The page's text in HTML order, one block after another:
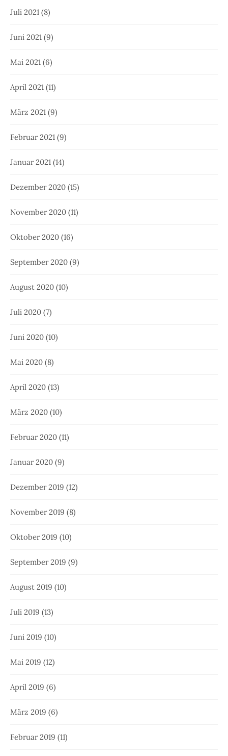
Juli 2021 (8)
Juni 2021 (9)
Mai 2021 (6)
April 2021 (11)
März 2021 (9)
Februar 2021 (9)
Januar 2021 (14)
Dezember 2020 (15)
November 2020 (11)
Oktober 2020 (16)
September 2020 (9)
August 2020 (10)
Juli 2020 (7)
Juni 2020 (10)
Mai 2020 (8)
April 2020 (13)
März 2020 (10)
Februar 2020 (11)
Januar 2020 (9)
Dezember 2019 (12)
November 2019 (8)
Oktober 2019 (10)
September 2019 (9)
August 2019 (10)
Juli 2019 (13)
Juni 2019 (10)
Mai 2019 (12)
April 2019 (6)
März 2019 (6)
Februar 2019 (11)